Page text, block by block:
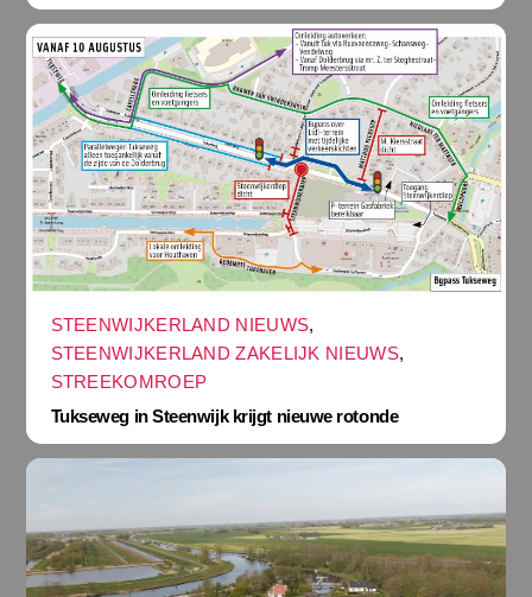
STEENWIJKERLAND NIEUWS,
STEENWIJKERLAND ZAKELIJK NIEUWS,
STREEKOMROEP
Tukseweg in Steenwijk krijgt nieuwe rotonde